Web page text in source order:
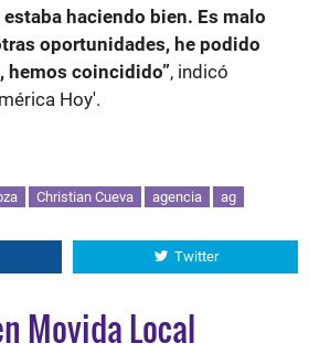
haciendo bien. Es malo
oportunidades, he podido
hemos coincidido”, indicó
Hoy'.
Christian Cueva agencia ag
Twitter
Movida Local